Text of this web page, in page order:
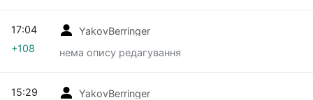
YakovBerringer
нема опису редагування
17:04
+108
YakovBerringer
15:29